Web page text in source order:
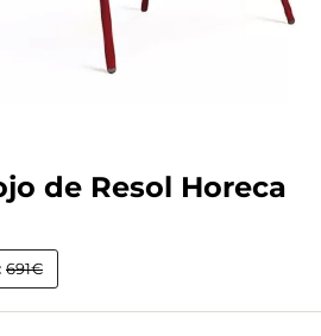
de Resol Horeca
691€